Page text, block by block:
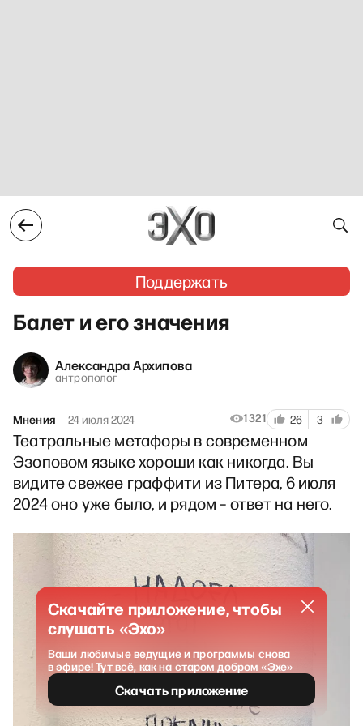
Поддержать
Балет и его значения
Александра Архипова
антрополог
Мнения 24 июля 2024 1321 26 3
Театральные метафоры в современном
Эзоповом языке хороши как никогда. Вы
видите свежее граффити из Питера, 6 июля
2024 оно уже было, и рядом – ответ на него.
Скачайте приложение, чтобы
слушать «Эхо»
Ваши любимые ведущие и программы снова
в эфире! Тут всё, как на старом добром «Эхе»
Скачать приложение